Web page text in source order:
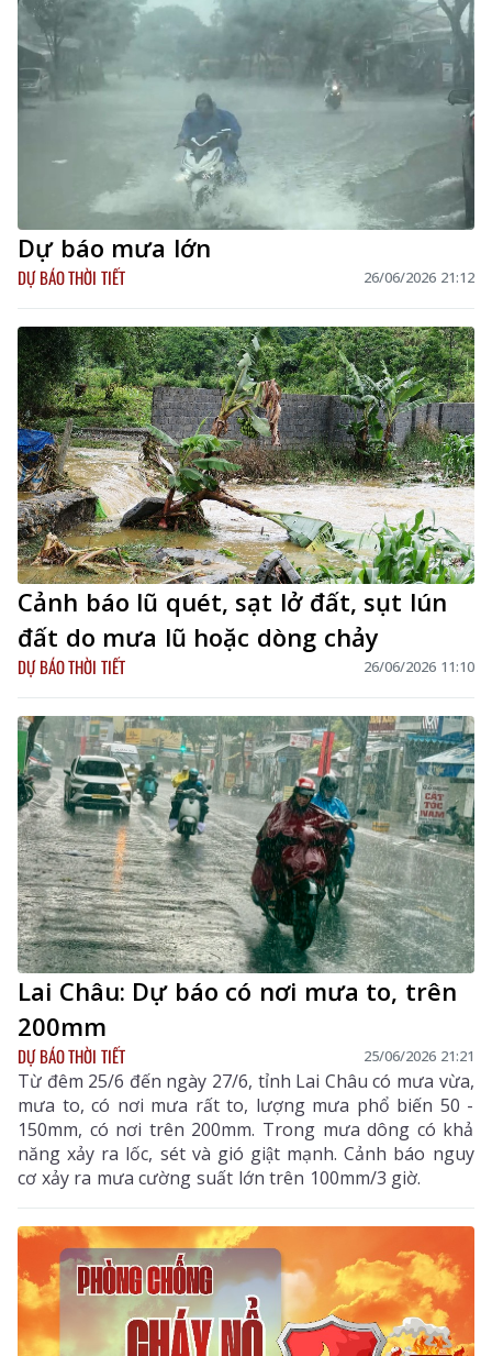
Dự báo mưa lớn
DỰ BÁO THỜI TIẾT 26/06/2026 21:12
Cảnh báo lũ quét, sạt lở đất, sụt lún
đất do mưa lũ hoặc dòng chảy
DỰ BÁO THỜI TIẾT 26/06/2026 11:10
Lai Châu: Dự báo có nơi mưa to, trên
200mm
DỰ BÁO THỜI TIẾT 25/06/2026 21:21
Từ đêm 25/6 đến ngày 27/6, tỉnh Lai Châu có mưa vừa,
mưa to, có nơi mưa rất to, lượng mưa phổ biến 50 -
150mm, có nơi trên 200mm. Trong mưa dông có khả
năng xảy ra lốc, sét và gió giật mạnh. Cảnh báo nguy
cơ xảy ra mưa cường suất lớn trên 100mm/3 giờ.